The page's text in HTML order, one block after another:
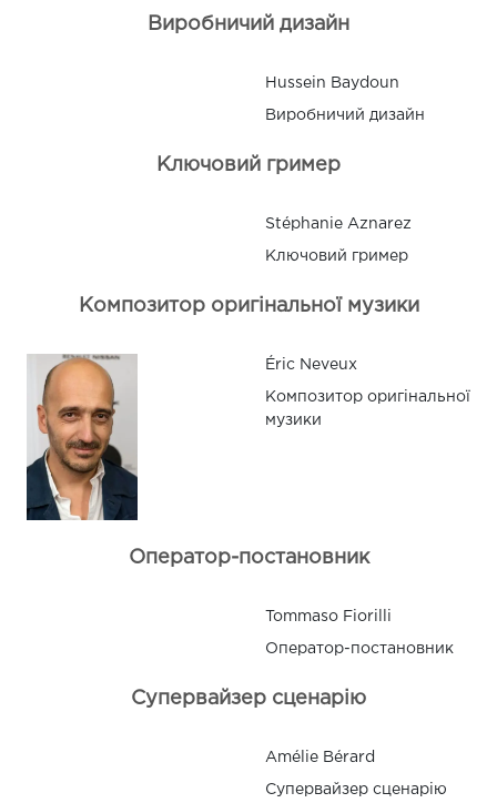
Виробничий дизайн
Hussein Baydoun
Виробничий дизайн
Ключовий гример
Stéphanie Aznarez
Ключовий гример
Композитор оригінальної музики
Éric Neveux
Композитор оригінальної
музики
Оператор-постановник
Tommaso Fiorilli
Оператор-постановник
Супервайзер сценарію
Amélie Bérard
Супервайзер сценарію